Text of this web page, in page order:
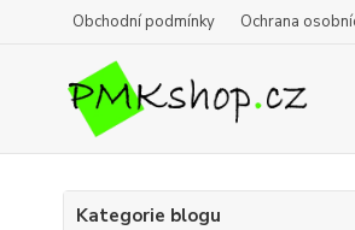
Obchodní podmínky Ochrana
Kategorie blogu